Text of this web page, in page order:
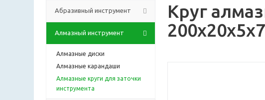
Абразивный инструмент
Алмазный инструмент
Алмазные диски
Алмазные карандаши
Алмазные круги для заточки
инструмента
Круг